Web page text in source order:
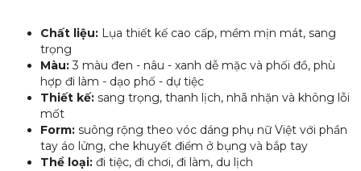
Chất liệu: Lụa thiết kế cao cấp, mềm mịn mát, sang
trọng
Màu:3 màu đen - nâu - xanh dễ mặc và phối đồ, phù
hợp đi làm - dạo phố - dự tiệc
Thiết kế: sang trọng, thanh lịch, nhã nhặn và không lỗi
mốt
Form: suông rộng theo vóc dáng phụ nữ Việt với phần
tay áo lửng, che khuyết điểm ở bụng và bắp tay
Thể loại: đi tiệc, đi chơi, đi làm, du lịch